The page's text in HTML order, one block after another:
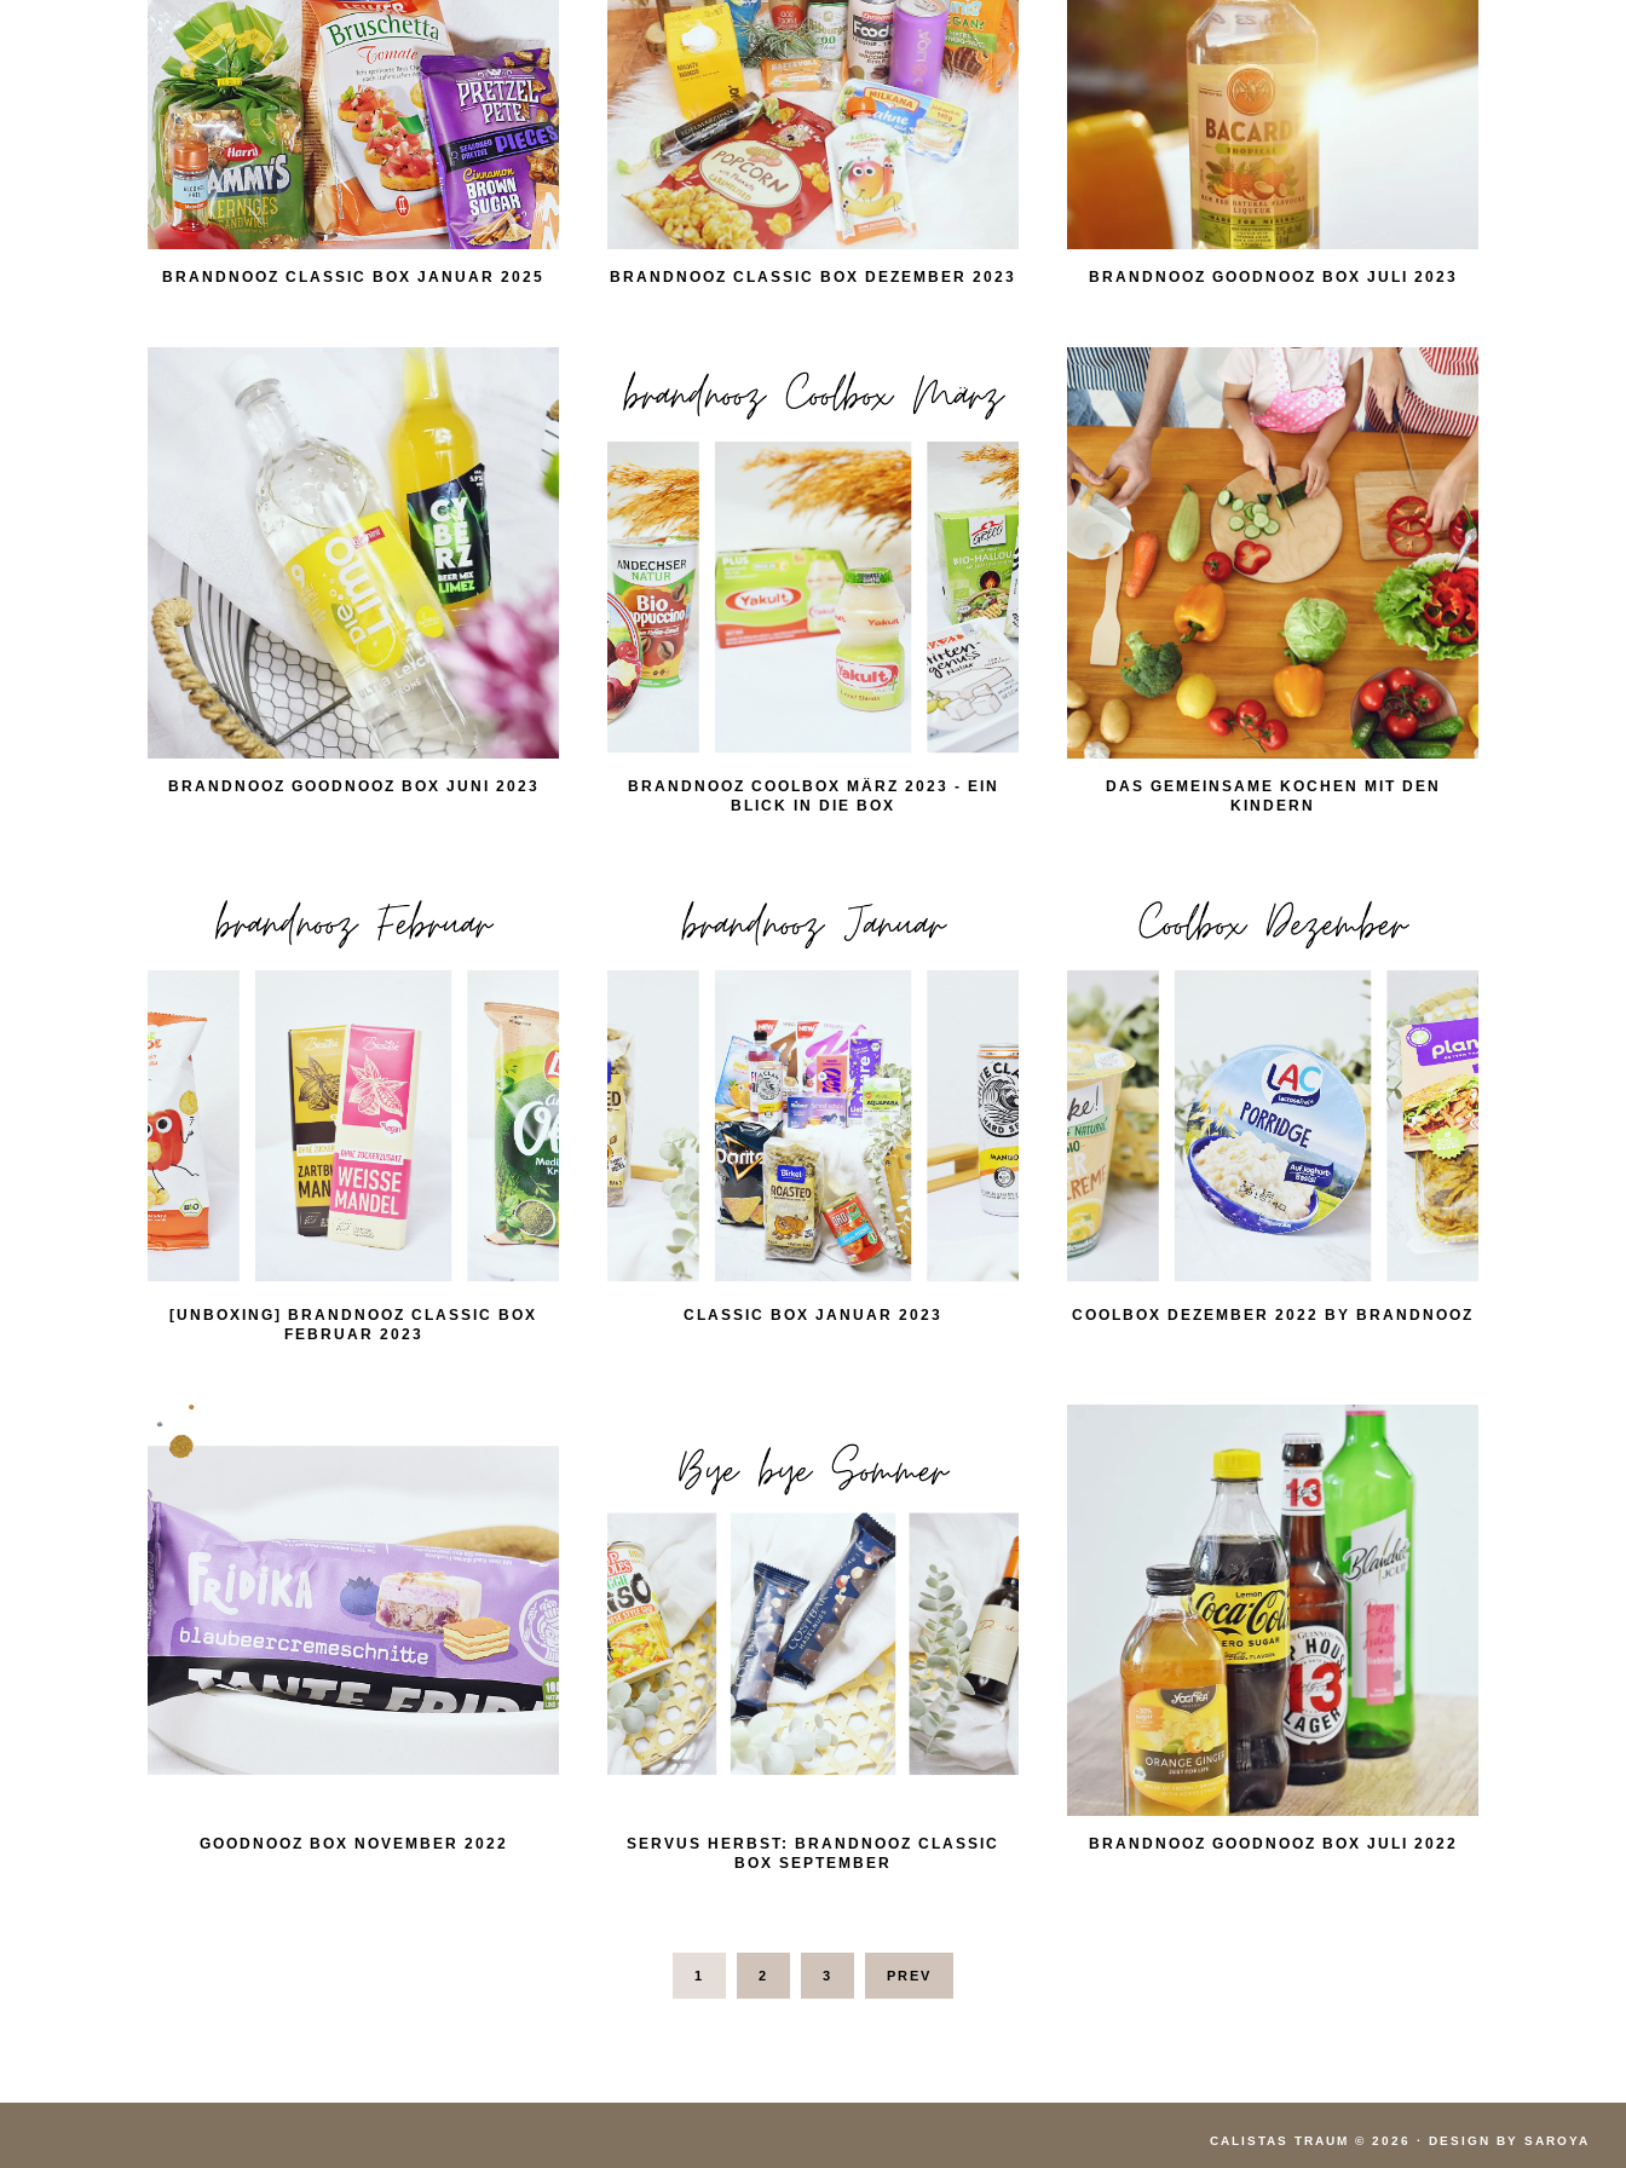
BRANDNOOZ CLASSIC BOX JANUAR 2025 BRANDNOOZ CLASSIC BOX DEZEMBER 2023 BRANDNOOZ GOODNOOZ BOX JULI 2023
BRANDNOOZ GOODNOOZ BOX JUNI 2023
BRANDNOOZ COOLBOX MÄRZ 2023 - EIN
BLICK IN DIE BOX
DAS GEMEINSAME KOCHEN MIT DEN
KINDERN
[UNBOXING] BRANDNOOZ CLASSIC BOX
FEBRUAR 2023
CLASSIC BOX JANUAR 2023 COOLBOX DEZEMBER 2022 BY BRANDNOOZ
GOODNOOZ BOX NOVEMBER 2022
SERVUS HERBST: BRANDNOOZ CLASSIC
BOX SEPTEMBER
BRANDNOOZ GOODNOOZ BOX JULI 2022
1 2 3 PREV
CALISTAS TRAUM © 2026 · DESIGN BY SAROYA